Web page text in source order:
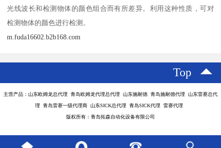
光线波长和检测物体的颜色组合而有所差异。利用这种性质，可对
检测物体的颜色进行检测。
m.fuda16602.b2b168.com
Top
主营产品：山东欧姆龙总代理 青岛欧姆龙代理总代理 山东施耐德 青岛施耐德代理 山东雷赛总代
理 青岛雷赛一级代理商 山东SICK总代理 青岛SICK代理 雷赛代理
版权所有：青岛拓森自动化设备有限公司